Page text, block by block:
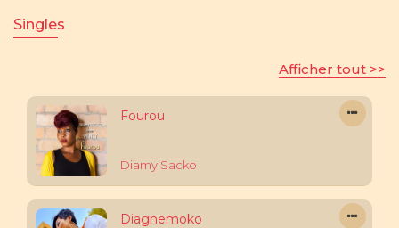
Singles
Afficher tout >>
Fourou
Diamy Sacko
Diagnemoko